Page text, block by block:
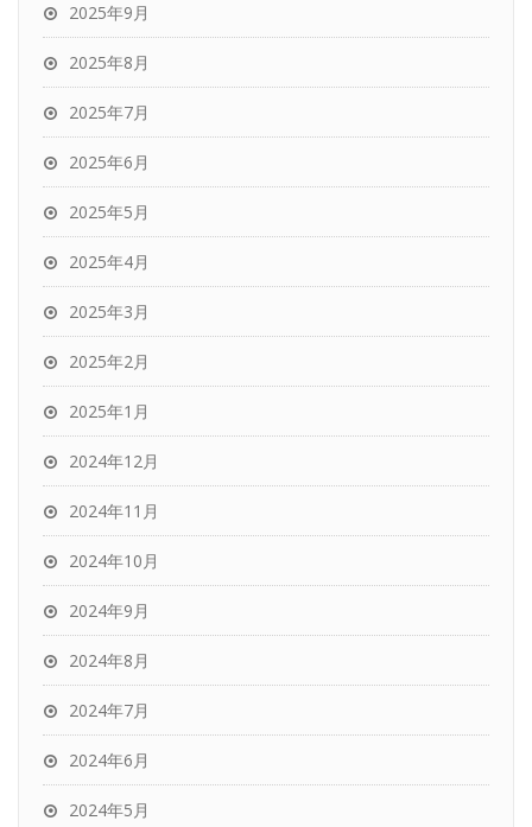
2025年9月
2025年8月
2025年7月
2025年6月
2025年5月
2025年4月
2025年3月
2025年2月
2025年1月
2024年12月
2024年11月
2024年10月
2024年9月
2024年8月
2024年7月
2024年6月
2024年5月